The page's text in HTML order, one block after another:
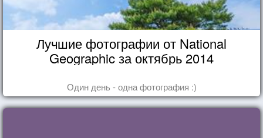
Лучшие фотографии от National
Geographic за октябрь 2014
Один день - одна фотография :)